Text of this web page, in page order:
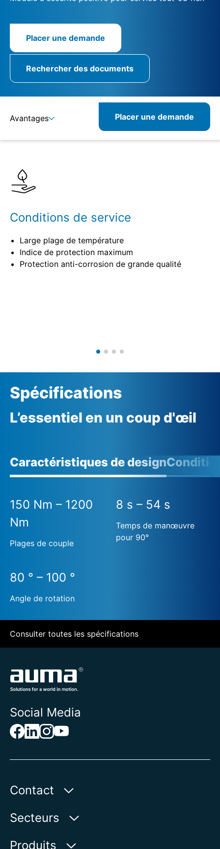
Placer une demande
Rechercher des documents
Avantages Placer une demande
Conditions de service
Large plage de température
Indice de protection maximum
Protection anti-corrosion de grande qualité
Spécifications
L’essentiel en un coup d'œil
Caractéristiques de design
150 Nm – 1200
Nm
Plages de couple
8 s – 54 s
Temps de manœuvre
pour 90°
80 ° – 100 °
Angle de rotation
Consulter toutes les spécifications
Social Media
Contact
AUMA Riester
Aumastr. 1
Secteurs
Secteur des eaux
Produits